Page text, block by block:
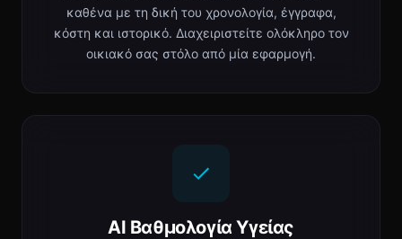
καθένα με τη δική του χρονολογία, έγγραφα,
κόστη και ιστορικό. Διαχειριστείτε ολόκληρο τον
οικιακό σας στόλο από μία εφαρμογή.
AI Βαθμολογία Υγείας